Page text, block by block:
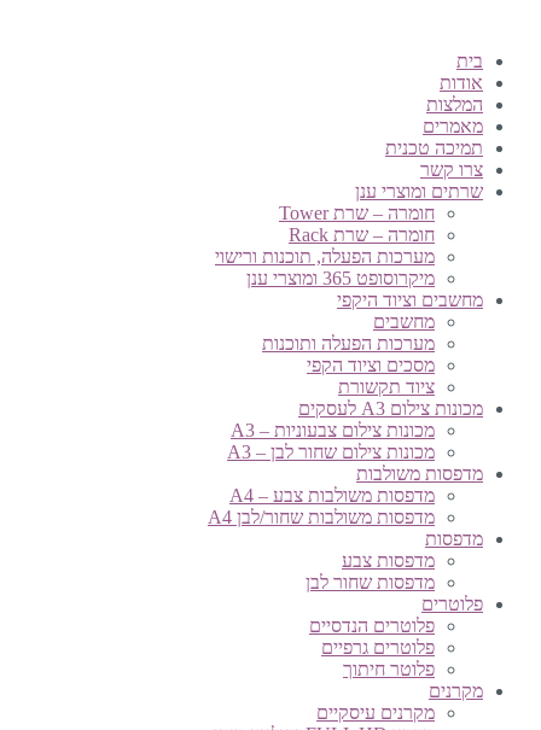
בית
אודות
המלצות
מאמרים
תמיכה טכנית
צרו קשר
שרתים ומוצרי ענן
חומרה – שרת Tower
חומרה – שרת Rack
מערכות הפעלה, תוכנות ורישוי
מיקרוסופט 365 ומוצרי ענן
מחשבים וציוד היקפי
מחשבים
מערכות הפעלה ותוכנות
מסכים וציוד הקפי
ציוד תקשורת
מכונות צילום A3 לעסקים
מכונות צילום צבעוניות – A3
מכונות צילום שחור לבן – A3
מדפסות משולבות
מדפסות משולבות צבע – A4
מדפסות משולבות שחור/לבן A4
מדפסות
מדפסות צבע
מדפסות שחור לבן
פלוטרים
פלוטרים הנדסיים
פלוטרים גרפיים
פלוטר חיתוך
מקרנים
מקרנים עיסקיים